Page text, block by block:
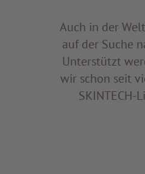
Auch in der
auf der Suche
Unterstützt
wir schon seit
SKINTECH-